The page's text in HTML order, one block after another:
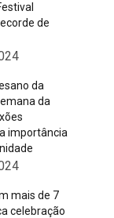
de
da
da
importância
mais de 7
celebração